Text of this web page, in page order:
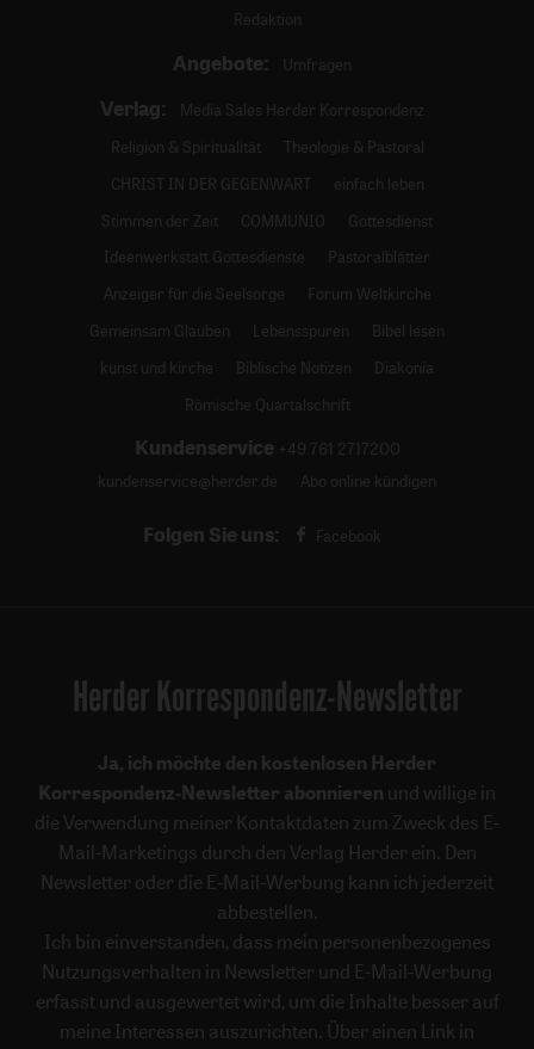
Redaktion
Angebote: Umfragen
Verlag:
Media Sales Herder Korrespondenz
Religion & Spiritualität
Theologie & Pastoral
CHRIST IN DER GEGENWART
einfach leben
Stimmen der Zeit
COMMUNIO
Gottesdienst
Ideenwerkstatt Gottesdienste
Pastoralblätter
Anzeiger für die Seelsorge
Forum Weltkirche
Gemeinsam Glauben
Lebensspuren
Bibel lesen
kunst und kirche
Biblische Notizen
Diakonia
Römische Quartalschrift
Kundenservice +49 761 2717200
kundenservice@herder.de
Abo online kündigen
Folgen Sie uns: Facebook
Herder Korrespondenz-Newsletter
Ja, ich möchte den kostenlosen Herder
Korrespondenz-Newsletter abonnieren und willige in
die Verwendung meiner Kontaktdaten zum Zweck des E-
Mail-Marketings durch den Verlag Herder ein. Den
Newsletter oder die E-Mail-Werbung kann ich jederzeit
abbestellen.
Ich bin einverstanden, dass mein personenbezogenes
Nutzungsverhalten in Newsletter und E-Mail-Werbung
erfasst und ausgewertet wird, um die Inhalte besser auf
meine Interessen auszurichten. Über einen Link in